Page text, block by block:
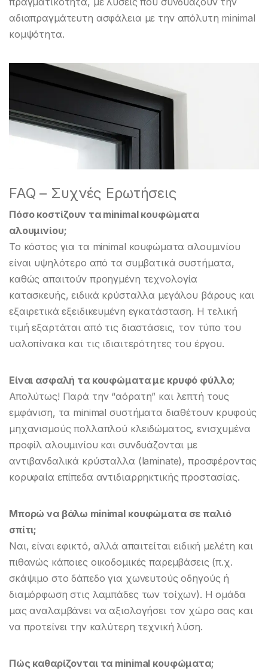
αδιαπραγμάτευτη ασφάλεια με την απόλυτη minimal
κομψότητα.
FAQ – Συχνές Ερωτήσεις
Πόσο κοστίζουν τα minimal κουφώματα
αλουμινίου;
Το κόστος για τα minimal κουφώματα αλουμινίου
είναι υψηλότερο από τα συμβατικά συστήματα,
καθώς απαιτούν προηγμένη τεχνολογία
κατασκευής, ειδικά κρύσταλλα μεγάλου βάρους και
εξαιρετικά εξειδικευμένη εγκατάσταση. Η τελική
τιμή εξαρτάται από τις διαστάσεις, τον τύπο του
υαλοπίνακα και τις ιδιαιτερότητες του έργου.
Είναι ασφαλή τα κουφώματα με κρυφό φύλλο;
Απολύτως! Παρά την “αόρατη” και λεπτή τους
εμφάνιση, τα minimal συστήματα διαθέτουν κρυφούς
μηχανισμούς πολλαπλού κλειδώματος, ενισχυμένα
προφίλ αλουμινίου και συνδυάζονται με
αντιβανδαλικά κρύσταλλα (laminate), προσφέροντας
κορυφαία επίπεδα αντιδιαρρηκτικής προστασίας.
Μπορώ να βάλω minimal κουφώματα σε παλιό
σπίτι;
Ναι, είναι εφικτό, αλλά απαιτείται ειδική μελέτη και
πιθανώς κάποιες οικοδομικές παρεμβάσεις (π.χ.
σκάψιμο στο δάπεδο για χωνευτούς οδηγούς ή
διαμόρφωση στις λαμπάδες των τοίχων). Η ομάδα
μας αναλαμβάνει να αξιολογήσει τον χώρο σας και
να προτείνει την καλύτερη τεχνική λύση.
Πώς καθαρίζονται τα minimal κουφώματα;